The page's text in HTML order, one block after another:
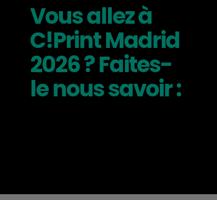
Vous allez à
C!Print Madrid
2026 ? Faites-
le nous savoir :